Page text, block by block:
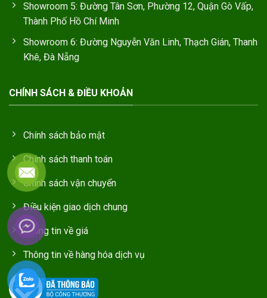
Showroom 5: Đường Tân Sơn, Phường 12, Quận Gò Vấp,
Thành Phố Hồ Chí Minh
Showroom 6: Đường Nguyễn Văn Linh, Thạch Gián, Thanh
Khê, Đà Nẵng
CHÍNH SÁCH & ĐIỀU KHOẢN
Chính sách bảo mật
Chính sách thanh toán
Chính sách vận chuyển
Điều kiện giao dịch chung
Thông tin về giá
Thông tin về hàng hóa dịch vụ